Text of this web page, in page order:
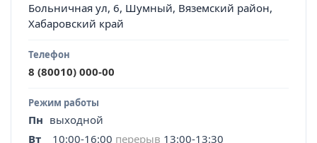
Больничная ул, 6, Шумный, Вяземский район,
Хабаровский край
Телефон
8 (80010) 000-00
Режим работы
Пн выходной
Вт
10:00-16:00 перерыв 13:00-13:30